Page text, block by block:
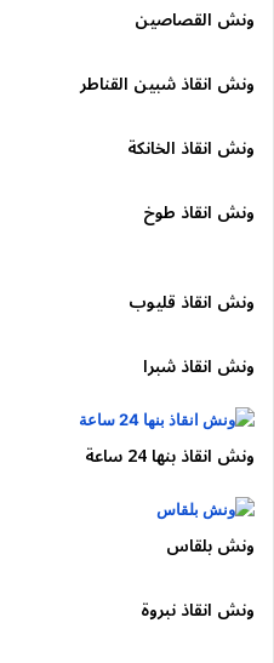
نزلة شبرا الخيمة
الحل:
ونش هيدروليك يمنع السحب
🔹 القطاع الشمالي
الخصوص)
النزلات:
نزلة شبرا
نزلة المرج
نزلة الخصوص
تقاطع
السمات:نقل ثقيل وأعطال
ونش القصاصين
ونش انقاذ شبين القناطر
ونش انقاذ الخانكة
ونش انقاذ طوخ
ونش انقاذ قليوب
ونش انقاذ شبرا
ونش انقاذ بنها 24 ساعة
ونش بلقاس
ونش انقاذ نبروة